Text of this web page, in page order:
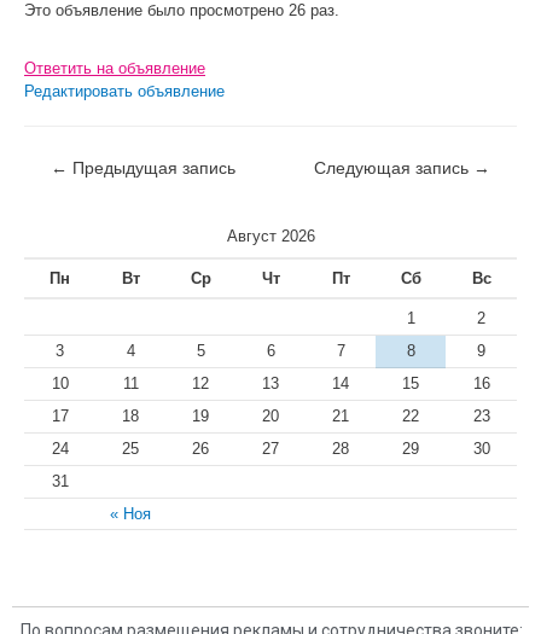
Это объявление было просмотрено 26 раз.
Ответить на объявление
Редактировать объявление
← Предыдущая запись Следующая запись →
Август 2026
Пн Вт Ср Чт Пт Сб Вс
« Ноя
1
2
3
4 5 6 7 8
9
10
11 12 13 14 15
16
17
18 19 20 21 22
23
24
25 26 27 28 29
30
31